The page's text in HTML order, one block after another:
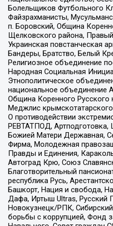
Болельщиков Футбольного
Файзрахманисты,
п. Боровский, Община
Щелковского района,
Украинская повстанческая
Бандеры, Братство, Белый
Религиозное объединение
Народная Социальная
Этнополитическое
национальное объединение
Община Коренного Русского
Меджлис
О противодействии
РЕВТАТПОД, Артподготовка,
Божией Матери Державная,
Фирма, Молодежная
Правды и Единения,
Автоград Крю, Союз
Благотворительный
республика Русь,
Башкорт, Нация и свобода,
Дафа, Иртыш Ultras, Русский
Новокузнецк/РПК,
борьбы с коррупцией, Фонд